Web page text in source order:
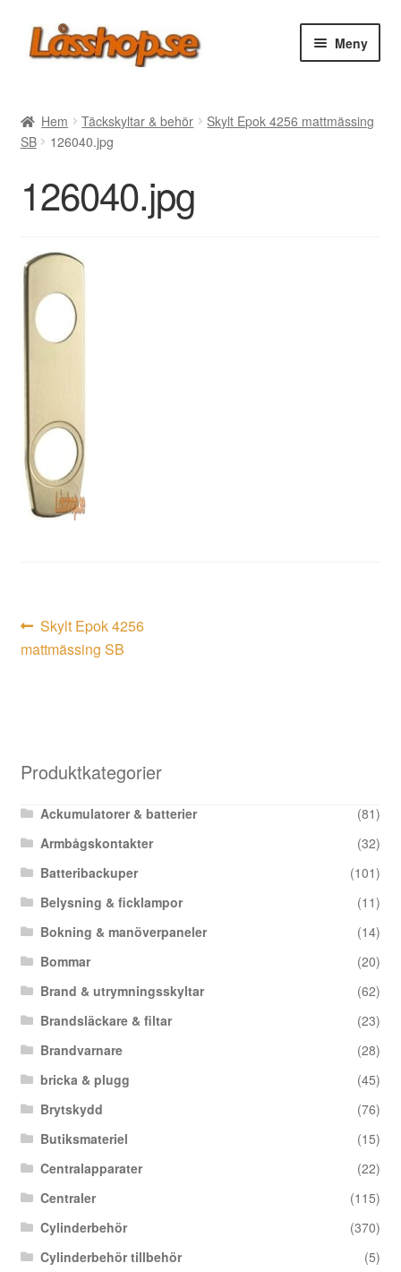
Hoppa
till
Hoppa
till
Meny
Rea
Villkor
Vanliga frågor
Forum/Manualer/Råd
Support
Hem Täckskyltar & behör
Skylt Epok 4256 mattmässing
SB
126040.jpg
126040.jpg
Inläggsnavigering
Föregående
inlägg:
Skylt Epok 4256
mattmässing SB
Produktkategorier
Ackumulatorer & batterier
(81)
Armbågskontakter
(32)
Batteribackuper
(101)
Belysning & ficklampor
(11)
Bokning & manöverpaneler
(14)
Bommar
(20)
Brand & utrymningsskyltar
(62)
Brandsläckare & filtar
(23)
Brandvarnare
(28)
bricka & plugg
(45)
Brytskydd
(76)
Butiksmateriel
(15)
Centralapparater
(22)
Centraler
(115)
Cylinderbehör
(370)
Cylinderbehör tillbehör
(5)